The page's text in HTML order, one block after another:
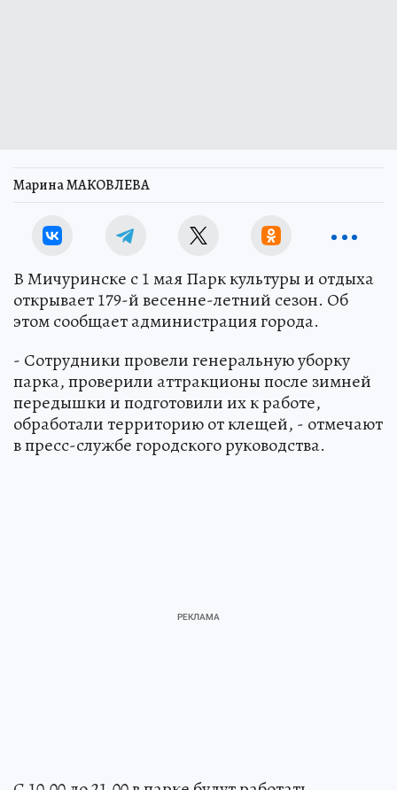
Марина МАКОВЛЕВА
В Мичуринске с 1 мая Парк культуры и отдыха
открывает 179-й весенне-летний сезон. Об
этом сообщает администрация города.
- Сотрудники провели генеральную уборку
парка, проверили аттракционы после зимней
передышки и подготовили их к работе,
обработали территорию от клещей, - отмечают
в пресс-службе городского руководства.